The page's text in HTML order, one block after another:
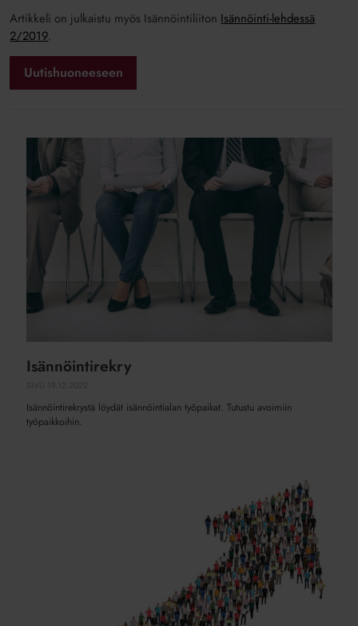
Artikkeli on julkaistu myös Isännöintiliiton Isännöinti-lehdessä
2/2019.
Uutishuoneeseen
Isännöintirekry
Isännöintirekry
Isännöintirekrystä löydät isännöintialan työpaikat. Tutustu avoimiin
työpaikkoihin.